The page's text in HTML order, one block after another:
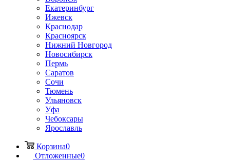
Екатеринбург
Ижевск
Краснодар
Красноярск
Нижний Новгород
Новосибирск
Пермь
Саратов
Сочи
Тюмень
Ульяновск
Уфа
Чебоксары
Ярославль
Корзина0
Отложенные0